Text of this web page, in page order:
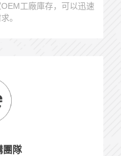
工廠庫存，可以迅速
。
團隊